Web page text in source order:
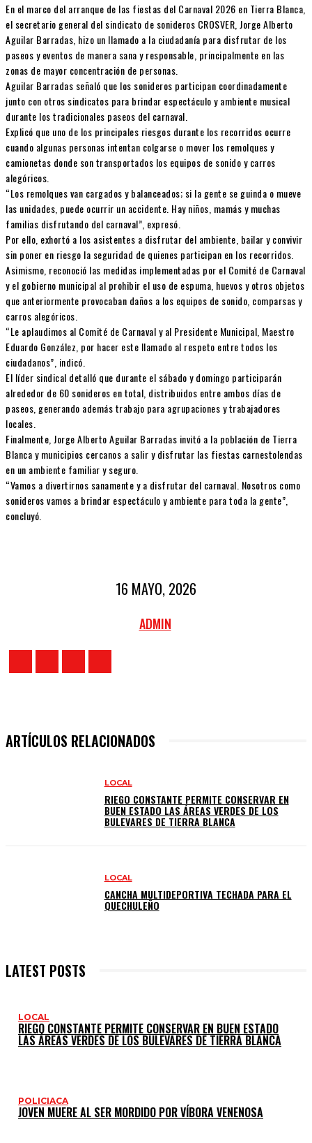
En el marco del arranque de las fiestas del Carnaval 2026 en Tierra Blanca,
el secretario general del sindicato de sonideros CROSVER, Jorge Alberto
Aguilar Barradas, hizo un llamado a la ciudadanía para disfrutar de los
paseos y eventos de manera sana y responsable, principalmente en las
zonas de mayor concentración de personas.
Aguilar Barradas señaló que los sonideros participan coordinadamente
junto con otros sindicatos para brindar espectáculo y ambiente musical
durante los tradicionales paseos del carnaval.
Explicó que uno de los principales riesgos durante los recorridos ocurre
cuando algunas personas intentan colgarse o mover los remolques y
camionetas donde son transportados los equipos de sonido y carros
alegóricos.
“Los remolques van cargados y balanceados; si la gente se guinda o mueve
las unidades, puede ocurrir un accidente. Hay niños, mamás y muchas
familias disfrutando del carnaval”, expresó.
Por ello, exhortó a los asistentes a disfrutar del ambiente, bailar y convivir
sin poner en riesgo la seguridad de quienes participan en los recorridos.
Asimismo, reconoció las medidas implementadas por el Comité de Carnaval
y el gobierno municipal al prohibir el uso de espuma, huevos y otros objetos
que anteriormente provocaban daños a los equipos de sonido, comparsas y
carros alegóricos.
“Le aplaudimos al Comité de Carnaval y al Presidente Municipal, Maestro
Eduardo González, por hacer este llamado al respeto entre todos los
ciudadanos”, indicó.
El líder sindical detalló que durante el sábado y domingo participarán
alrededor de 60 sonideros en total, distribuidos entre ambos días de
paseos, generando además trabajo para agrupaciones y trabajadores
locales.
Finalmente, Jorge Alberto Aguilar Barradas invitó a la población de Tierra
Blanca y municipios cercanos a salir y disfrutar las fiestas carnestolendas
en un ambiente familiar y seguro.
“Vamos a divertirnos sanamente y a disfrutar del carnaval. Nosotros como
sonideros vamos a brindar espectáculo y ambiente para toda la gente”,
concluyó.
16 MAYO, 2026
ADMIN
ARTÍCULOS RELACIONADOS
LOCAL
RIEGO CONSTANTE PERMITE CONSERVAR EN
BUEN ESTADO LAS ÁREAS VERDES DE LOS
BULEVARES DE TIERRA BLANCA
LOCAL
CANCHA MULTIDEPORTIVA TECHADA PARA EL
QUECHULEÑO
LATEST POSTS
LOCAL
RIEGO CONSTANTE PERMITE CONSERVAR EN BUEN ESTADO
LAS ÁREAS VERDES DE LOS BULEVARES DE TIERRA BLANCA
POLICIACA
JOVEN MUERE AL SER MORDIDO POR VÍBORA VENENOSA